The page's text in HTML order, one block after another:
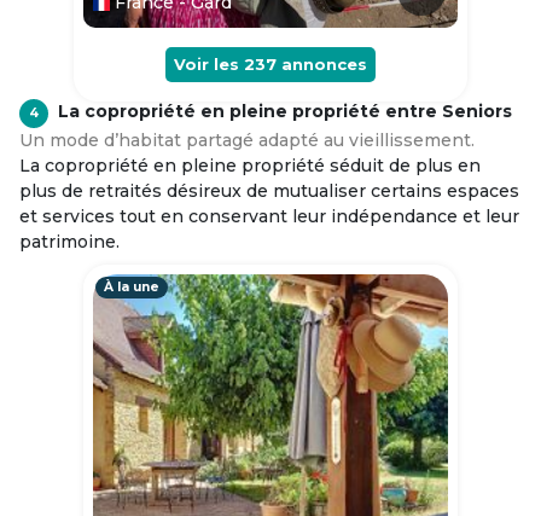
Voir les 237 annonces
4
La copropriété en pleine propriété entre Seniors
Un mode d’habitat partagé adapté au vieillissement.
La copropriété en pleine propriété séduit de plus en
plus de retraités désireux de mutualiser certains espaces
et services tout en conservant leur indépendance et leur
patrimoine.
À la une